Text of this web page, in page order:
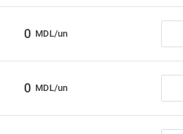
0 MDL/un
0 MDL/un